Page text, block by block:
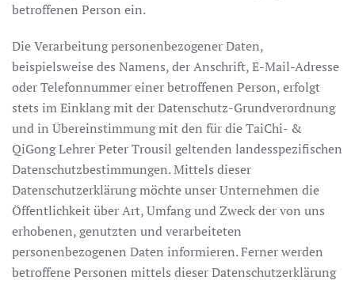
betroffenen Person ein.
Die Verarbeitung personenbezogener Daten,
beispielsweise des Namens, der Anschrift, E-Mail-Adresse
oder Telefonnummer einer betroffenen Person, erfolgt
stets im Einklang mit der Datenschutz-Grundverordnung
und in Übereinstimmung mit den für die TaiChi- &
QiGong Lehrer Peter Trousil geltenden landesspezifischen
Datenschutzbestimmungen. Mittels dieser
Datenschutzerklärung möchte unser Unternehmen die
Öffentlichkeit über Art, Umfang und Zweck der von uns
erhobenen, genutzten und verarbeiteten
personenbezogenen Daten informieren. Ferner werden
betroffene Personen mittels dieser Datenschutzerklärung